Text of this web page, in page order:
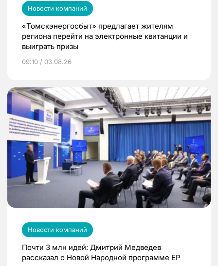
Новости компаний
«Томскэнергосбыт» предлагает жителям
региона перейти на электронные квитанции и
выиграть призы
09:10 / 03.08.26
Новости компаний
Почти 3 млн идей: Дмитрий Медведев
рассказал о Новой Народной программе ЕР